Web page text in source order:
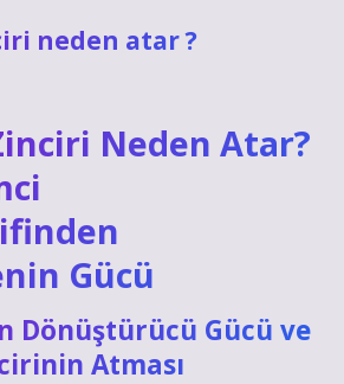
neden atar ?
Neden Atar?
Gücü
Dönüştürücü Gücü ve
Atması